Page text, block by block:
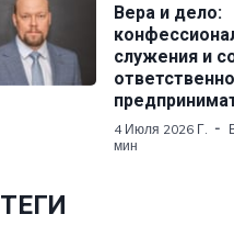
Вера и дело:
служения и
4 Июля 2026 Г.
мин
ТЕГИ